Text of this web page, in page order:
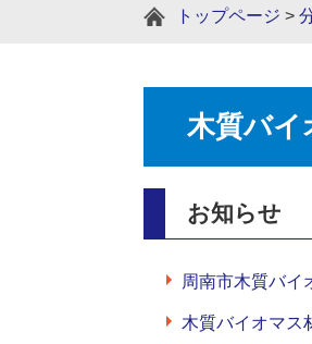
トップページ >
木質バイ
お知らせ
周南市木質バイ
木質バイオマス